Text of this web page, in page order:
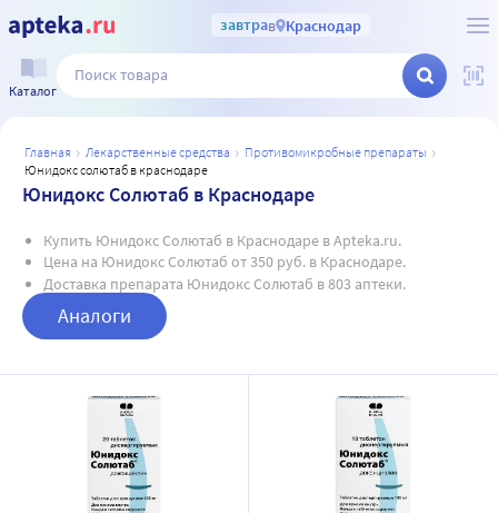
завтрав Краснодар
Каталог
главная лекарственные средства
противомикробные препараты
юнидокс солютаб в краснодаре
Юнидокс Солютаб в Краснодаре
Купить Юнидокс Солютаб в Краснодаре в Apteka.ru.
Цена на Юнидокс Солютаб от 350 руб. в Краснодаре.
Доставка препарата Юнидокс Солютаб в 803 аптеки.
Аналоги